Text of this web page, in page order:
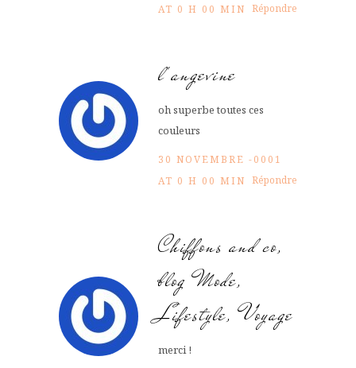
AT 0 H 00 MIN Répondre
l'angevine
oh superbe toutes ces
couleurs
30 NOVEMBRE -0001
AT 0 H 00 MIN Répondre
Chiffons and co,
blog Mode,
Lifestyle, Voyage
merci !